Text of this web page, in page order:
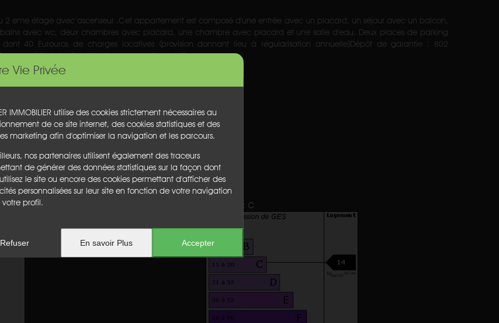
Vie Privée
IMMOBILIER utilise des cookies strictement nécessaires au
de ce site internet, des cookies statistiques et des
marketing afin d'optimiser la navigation et les parcours.
nos partenaires utilisent également des traceurs
de générer des données statistiques sur la façon dont
le site ou encore des cookies permettant d'afficher des
personnalisées sur leur site en fonction de votre navigation
profil.
Refuser En savoir Plus Accepter
eme étage avec ascenseur .Cet appartement est composé d'une entrée avec un placard, un séjour avec un balcon,
avec wc, deux chambres avec placard, une chambre avec placard et une salle d'eau. Deux places de parking
40 Eurouros de charges locatives (provision donnant lieu à régularisation annuelle)Dépôt de garantie : 802
pour l'état des lieuxhttp://www.moser-immobilier.com
Nbre de parking :
2
Chauffage :individuel
Etage :2
Ascenseur : oui
Honoraires : €
C